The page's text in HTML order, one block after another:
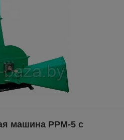
машина РРМ-5 с